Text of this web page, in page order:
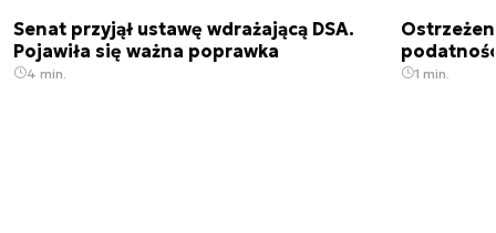
Senat przyjął ustawę wdrażającą DSA.
Pojawiła się ważna poprawka
4 min. 1 min.